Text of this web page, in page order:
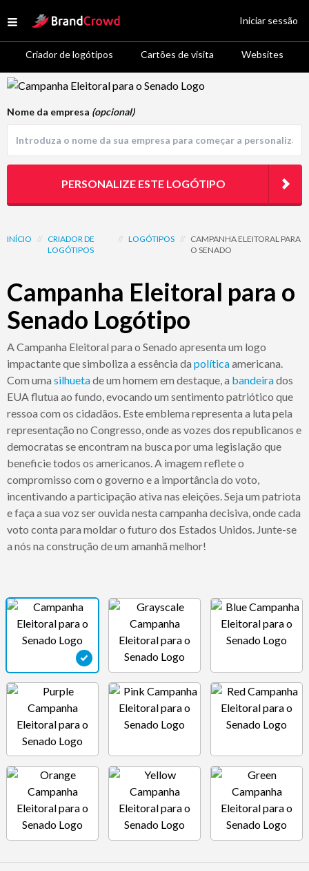
Open menu
Site Logo
Criador de logótipos Cartões de visita Websites
Iniciar sessão
Logo Template Preview
INÍCIO // CRIADOR DE
LOGÓTIPOS
// LOGÓTIPOS //
CAMPANHA ELEITORAL PARA
O SENADO
Campanha Eleitoral para o
Senado Logótipo
A Campanha Eleitoral para o Senado apresenta um logo
impactante que simboliza a essência da políticaamericana.
Com uma silhuetade um homem em destaque, a bandeirados
EUA flutua ao fundo, evocando um sentimento patriótico que
ressoa com os cidadãos. Este emblema representa a luta pela
representação no Congresso, onde as vozes dos republicanos e
democratas se encontram na busca por uma legislação que
beneficie todos os americanos. A imagem reflete o
compromisso com o governo e a importância do voto,
incentivando a participação ativa nas eleições. Seja um patriota
e faça a sua voz ser ouvida nesta campanha decisiva, onde cada
voto conta para moldar o futuro dos Estados Unidos. Junte-se
a nós na construção de um amanhã melhor!
Nome da empresa (opcional)
PERSONALIZE ESTE LOGÓTIPO